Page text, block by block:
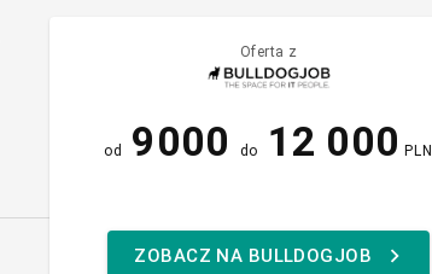
Oferta z
od 9000 do 12 000 PLN
ZOBACZ NA BULLDOGJOB